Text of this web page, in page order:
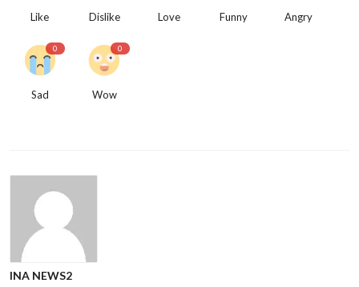
Like Dislike Love Funny Angry
0
Sad
0
Wow
INA NEWS2